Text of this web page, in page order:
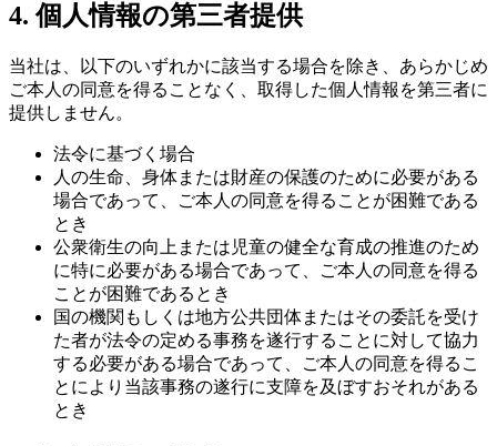
4. 個人情報の第三者提供
当社は、以下のいずれかに該当する場合を除き、あらかじめ
ご本人の同意を得ることなく、取得した個人情報を第三者に
提供しません。
法令に基づく場合
人の生命、身体または財産の保護のために必要がある
場合であって、ご本人の同意を得ることが困難である
とき
公衆衛生の向上または児童の健全な育成の推進のため
に特に必要がある場合であって、ご本人の同意を得る
ことが困難であるとき
国の機関もしくは地方公共団体またはその委託を受け
た者が法令の定める事務を遂行することに対して協力
する必要がある場合であって、ご本人の同意を得るこ
とにより当該事務の遂行に支障を及ぼすおそれがある
とき